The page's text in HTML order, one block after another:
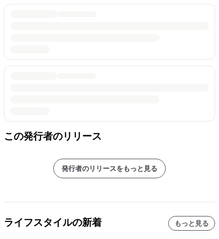
この発行者のリリース
発行者のリリースをもっと見る
ライフスタイルの新着 もっと見る